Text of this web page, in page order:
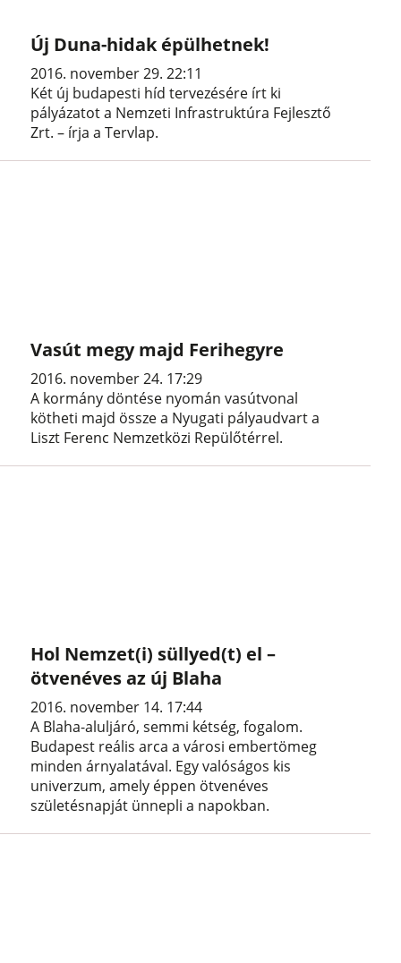
Új Duna-hidak épülhetnek!
2016. november 29. 22:11
Két új budapesti híd tervezésére írt ki
pályázatot a Nemzeti Infrastruktúra Fejlesztő
Zrt. – írja a Tervlap.
Vasút megy majd Ferihegyre
2016. november 24. 17:29
A kormány döntése nyomán vasútvonal
kötheti majd össze a Nyugati pályaudvart a
Liszt Ferenc Nemzetközi Repülőtérrel.
Hol Nemzet(i) süllyed(t) el –
ötvenéves az új Blaha
2016. november 14. 17:44
A Blaha-aluljáró, semmi kétség, fogalom.
Budapest reális arca a városi embertömeg
minden árnyalatával. Egy valóságos kis
univerzum, amely éppen ötvenéves
születésnapját ünnepli a napokban.